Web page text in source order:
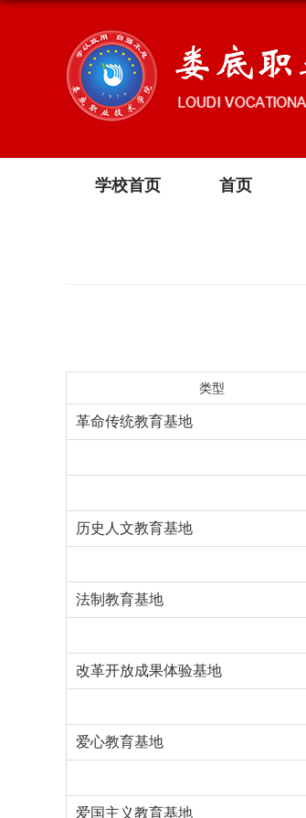
学校首页 首页
类型
革命传统教育基地
历史人文教育基地
法制教育基地
改革开放成果体验基地
爱心教育基地
爱国主义教育基地